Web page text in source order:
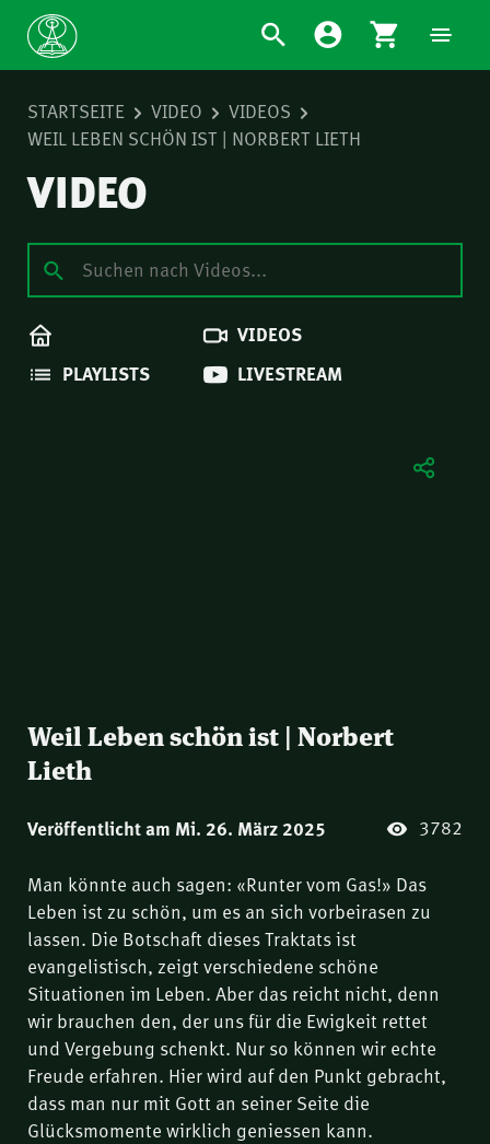
STARTSEITE VIDEO
VIDEOS
WEIL LEBEN SCHÖN IST | NORBERT LIETH
VIDEO
VIDEOS
PLAYLISTS
LIVESTREAM
Weil Leben schön ist | Norbert
Lieth
Veröffentlicht am Mi. 26. März 2025 3782
Man könnte auch sagen: «Runter vom Gas!» Das
Leben ist zu schön, um es an sich vorbeirasen zu
lassen. Die Botschaft dieses Traktats ist
evangelistisch, zeigt verschiedene schöne
Situationen im Leben. Aber das reicht nicht, denn
wir brauchen den, der uns für die Ewigkeit rettet
und Vergebung schenkt. Nur so können wir echte
Freude erfahren. Hier wird auf den Punkt gebracht,
dass man nur mit Gott an seiner Seite die
Glücksmomente wirklich geniessen kann.